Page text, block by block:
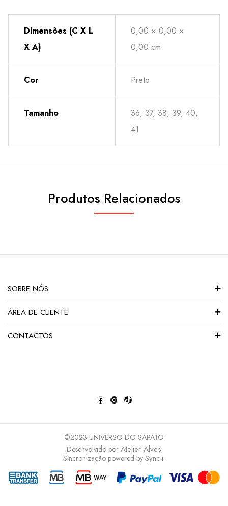
Dimensões (C X L
X A)
0,00 × 0,00 ×
0,00 cm
Cor Preto
Tamanho
36, 37, 38, 39, 40,
41
Produtos Relacionados
SOBRE NÓS
ÁREA DE CLIENTE
CONTACTOS
©2023 UNIVERSO DO SAPATO
Desenvolvido por Atelier Alves
Sincronização powered by Sync+